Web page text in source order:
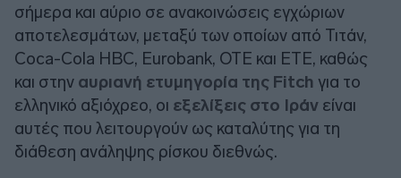
σήμερα και αύριο σε ανακοινώσεις εγχώριων
αποτελεσμάτων, μεταξύ των οποίων από Τιτάν,
Coca-Cola HBC, Eurobank, ΟΤΕ και ΕΤΕ, καθώς
και στην αυριανή ετυμηγορία της Fitch για το
ελληνικό αξιόχρεο, οι εξελίξεις στο Ιράν είναι
αυτές που λειτουργούν ως καταλύτης για τη
διάθεση ανάληψης ρίσκου διεθνώς.